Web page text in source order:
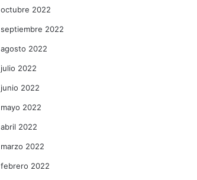
octubre 2022
septiembre 2022
agosto 2022
julio 2022
junio 2022
mayo 2022
abril 2022
marzo 2022
febrero 2022